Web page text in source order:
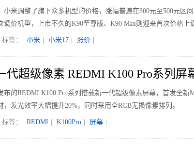
小米调整了旗下众多机型的价格，涨幅普遍在300元至500元区
调价机型，上市不久的K90至尊版、K90 Max则迎来首次价格上
标签： 小米 小米17 涨价
代超级像素 REDMI K100 Pro系列屏
布的REDMI K100 Pro系列搭载新一代超级像素屏幕，首发全新
，发光效率大幅提升20%，同时采用全RGB无损像素排列。
标签： REDMI K100Pro 屏幕